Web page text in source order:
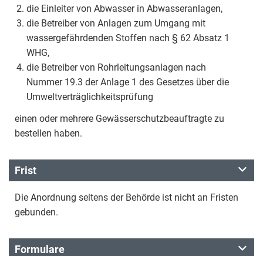
die Einleiter von Abwasser in Abwasseranlagen,
die Betreiber von Anlagen zum Umgang mit
wassergefährdenden Stoffen nach § 62 Absatz 1
WHG,
die Betreiber von Rohrleitungsanlagen nach
Nummer 19.3 der Anlage 1 des Gesetzes über die
Umweltverträglichkeitsprüfung
einen oder mehrere Gewässerschutzbeauftragte zu
bestellen haben.
Frist
Die Anordnung seitens der Behörde ist nicht an Fristen
gebunden.
Formulare